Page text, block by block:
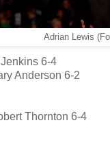
Adrian Lewis
6-4
Anderson 6-2
Thornton 6-4